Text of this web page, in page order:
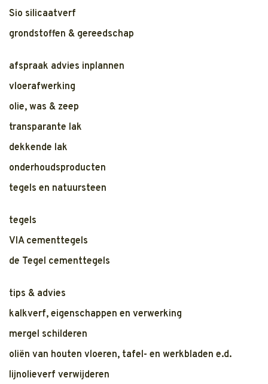
Sio silicaatverf
grondstoffen & gereedschap
afspraak advies inplannen
vloerafwerking
olie, was & zeep
transparante lak
dekkende lak
onderhoudsproducten
tegels en natuursteen
tegels
VIA cementtegels
de Tegel cementtegels
tips & advies
kalkverf, eigenschappen en verwerking
mergel schilderen
oliën van houten vloeren, tafel- en werkbladen e.d.
lijnolieverf verwijderen